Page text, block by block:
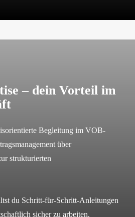
– dein Vorteil im
Begleitung im VOB-
über
strukturierten
du Schritt-für-Schritt-Anleitungen
sicher zu arbeiten.